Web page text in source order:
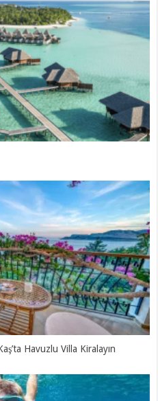
Havuzlu Villa Kiralayın